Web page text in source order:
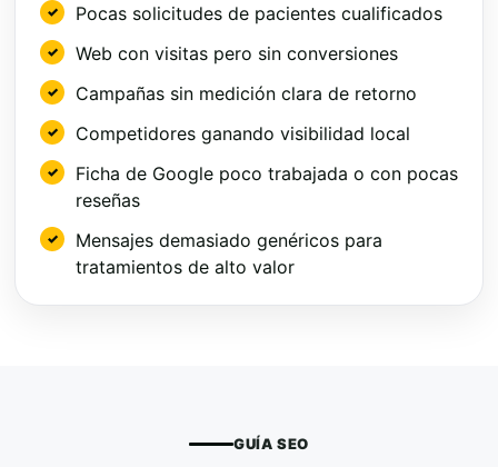
Pocas solicitudes de pacientes cualificados
Web con visitas pero sin conversiones
Campañas sin medición clara de retorno
Competidores ganando visibilidad local
Ficha de Google poco trabajada o con pocas
reseñas
Mensajes demasiado genéricos para
tratamientos de alto valor
GUÍA SEO